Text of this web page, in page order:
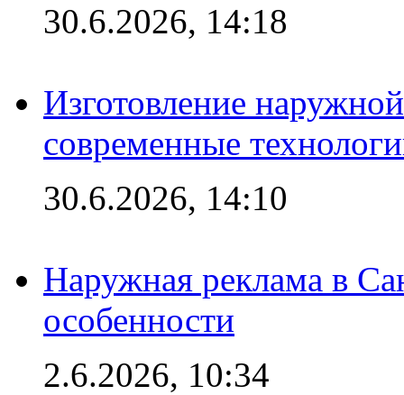
30.6.2026, 14:18
Изготовление
современные
30.6.2026, 14:10
Наружная реклама в
особенности
2.6.2026, 10:34